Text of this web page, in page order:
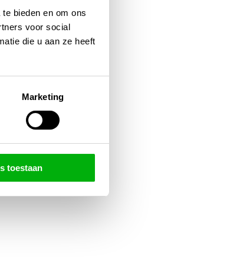
bieden en om ons
voor social
die u aan ze heeft
Marketing
toestaan